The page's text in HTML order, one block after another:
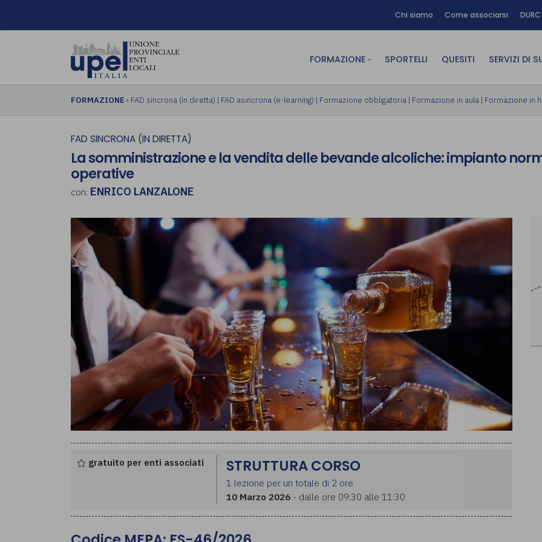
Chi siamo Come associarsi
FORMAZIONE
FAD sincrona (in diretta)
FAD asincrona (e-learning)
Formazione in aula
associati
Archivio Formazione
SPORTELLI QUESITI SERVIZI DI
Area
Area
Area
FORMAZIONE › FAD sincrona (in diretta) | FAD asincrona (e-learning) | Formazione obbligatoria | Formazione in aula | Formazione in
FAD SINCRONA (IN DIRETTA)
La somministrazione e la vendita delle bevande alcoliche: impianto
operative
con: ENRICO LANZALONE
gratuito per enti associati STRUTTURA CORSO
1 lezione per un totale di 2 ore
10 Marzo 2026- dalle ore 09:30 alle 11:30